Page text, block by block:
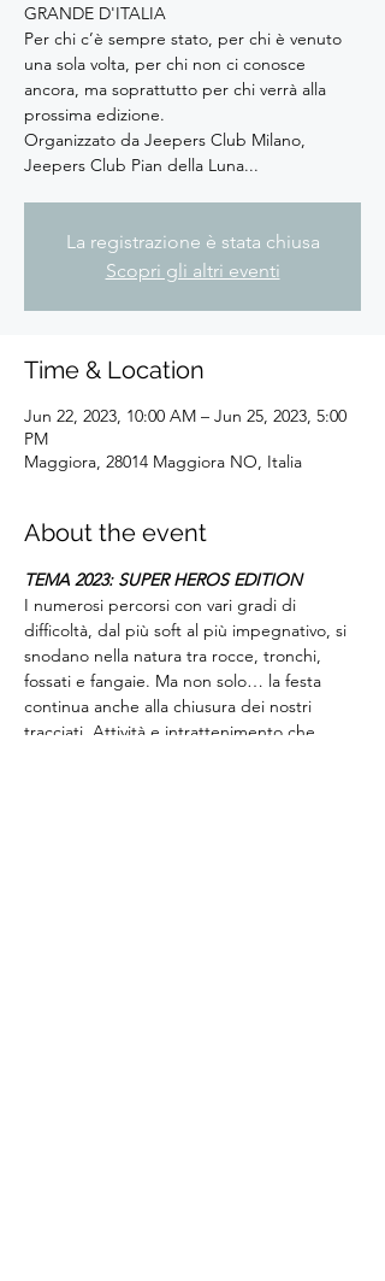
GRANDE D'ITALIA
Per chi c’è sempre stato, per chi è venuto
una sola volta, per chi non ci conosce
ancora, ma soprattutto per chi verrà alla
prossima edizione.
Organizzato da Jeepers Club Milano,
Jeepers Club Pian della Luna...
La registrazione è stata chiusa
Scopri gli altri eventi
Time & Location
Jun 22, 2023, 10:00 AM – Jun 25, 2023, 5:00
PM
Maggiora, 28014 Maggiora NO, Italia
About the event
TEMA 2023: SUPER HEROS EDITION
I numerosi percorsi con vari gradi di
difficoltà, dal più soft al più impegnativo, si
snodano nella natura tra rocce, tronchi,
fossati e fangaie. Ma non solo… la festa
continua anche alla chiusura dei nostri
tracciati. Attività e intrattenimento che